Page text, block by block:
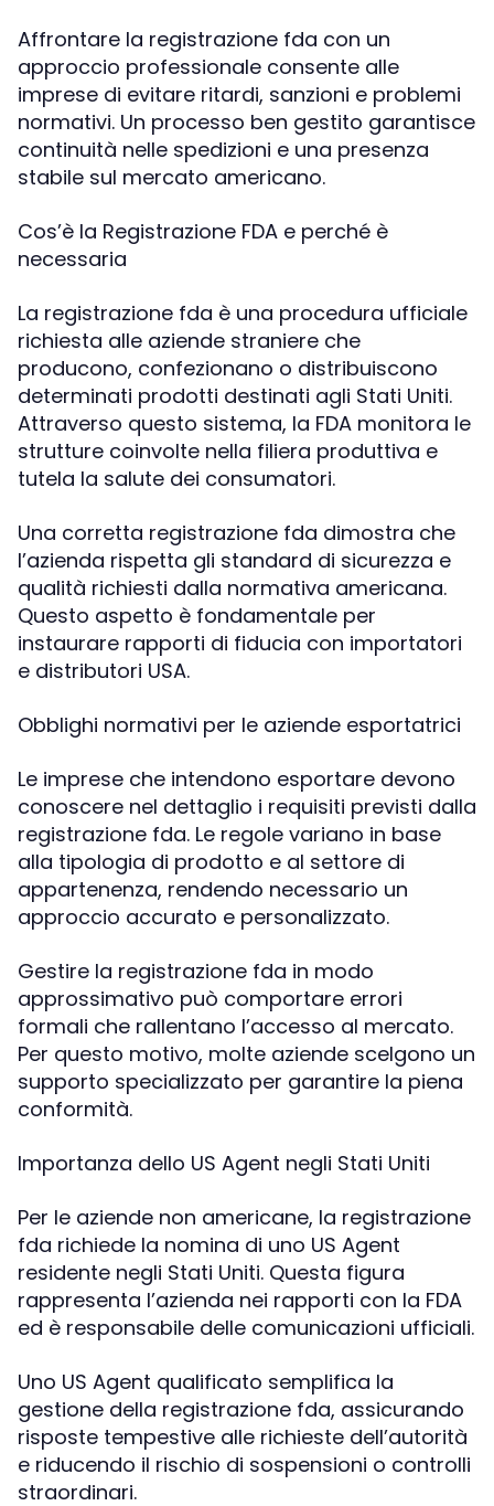
Affrontare la registrazione fda con un
approccio professionale consente alle
imprese di evitare ritardi, sanzioni e problemi
normativi. Un processo ben gestito garantisce
continuità nelle spedizioni e una presenza
stabile sul mercato americano.
Cos’è la Registrazione FDA e perché è
necessaria
La registrazione fda è una procedura ufficiale
richiesta alle aziende straniere che
producono, confezionano o distribuiscono
determinati prodotti destinati agli Stati Uniti.
Attraverso questo sistema, la FDA monitora le
strutture coinvolte nella filiera produttiva e
tutela la salute dei consumatori.
Una corretta registrazione fda dimostra che
l’azienda rispetta gli standard di sicurezza e
qualità richiesti dalla normativa americana.
Questo aspetto è fondamentale per
instaurare rapporti di fiducia con importatori
e distributori USA.
Obblighi normativi per le aziende esportatrici
Le imprese che intendono esportare devono
conoscere nel dettaglio i requisiti previsti dalla
registrazione fda. Le regole variano in base
alla tipologia di prodotto e al settore di
appartenenza, rendendo necessario un
approccio accurato e personalizzato.
Gestire la registrazione fda in modo
approssimativo può comportare errori
formali che rallentano l’accesso al mercato.
Per questo motivo, molte aziende scelgono un
supporto specializzato per garantire la piena
conformità.
Importanza dello US Agent negli Stati Uniti
Per le aziende non americane, la registrazione
fda richiede la nomina di uno US Agent
residente negli Stati Uniti. Questa figura
rappresenta l’azienda nei rapporti con la FDA
ed è responsabile delle comunicazioni ufficiali.
Uno US Agent qualificato semplifica la
gestione della registrazione fda, assicurando
risposte tempestive alle richieste dell’autorità
e riducendo il rischio di sospensioni o controlli
straordinari.